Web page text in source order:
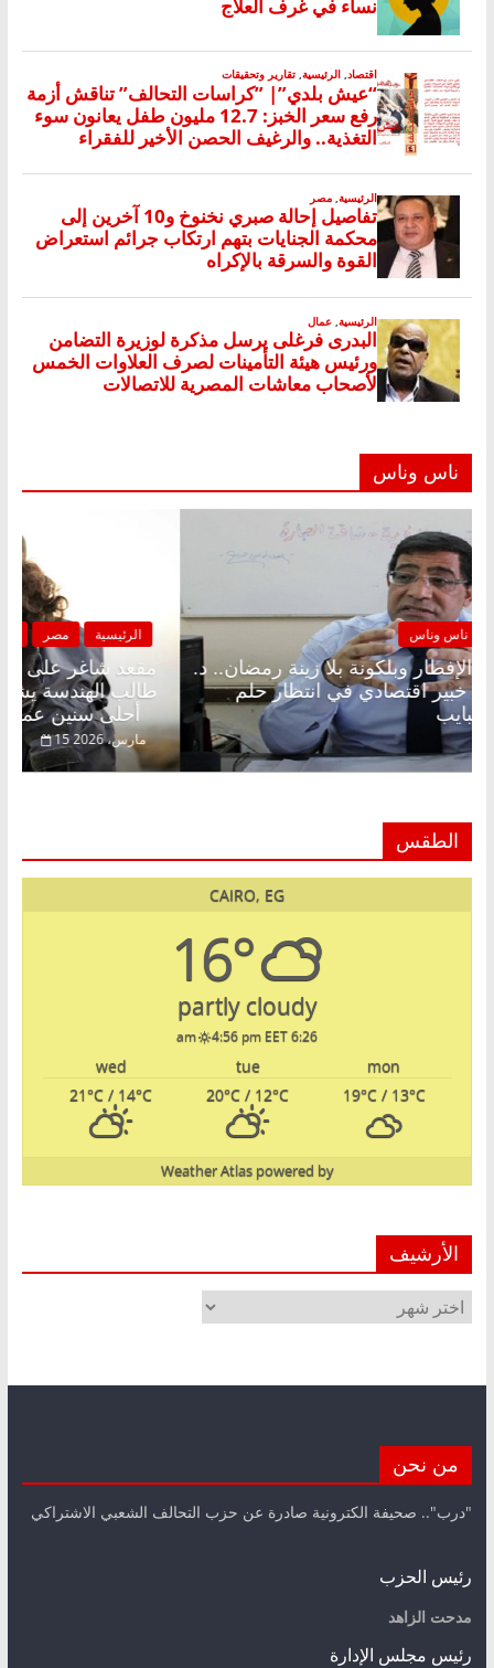
ناس وناس
الرئيسية مصر ناس وناس
مقعد شاغر على الإفطار وبلكونة بلا زينة رمضان.. د.
عبدالخالق فاروق خبير اقتصادي في انتظار حلم
الحرية ولمة الحبايب
22 فبراير، 2026
الطقس
CAIRO, EG
16°
partly cloudy
6:26 am
4:56 pm EET
mon
tue
wed
19°C/ 13°C
20°C / 12°C
21°C / 14°C
powered by
Weather Atlas
الأرشيف
الأرشيف
من نحن
"درب".. صحيفة الكترونية صادرة عن حزب التحالف الشعبي الاشتراكي
رئيس الحزب
مدحت الزاهد
رئيس مجلس الإدارة